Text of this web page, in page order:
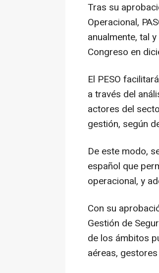
Tras su
Operacional,
anualmente, tal
Congreso en
El PESO
a través del
actores del
gestión, según
De este modo,
español que
operacional, y
Con su
Gestión de
de los ámbitos
aéreas,